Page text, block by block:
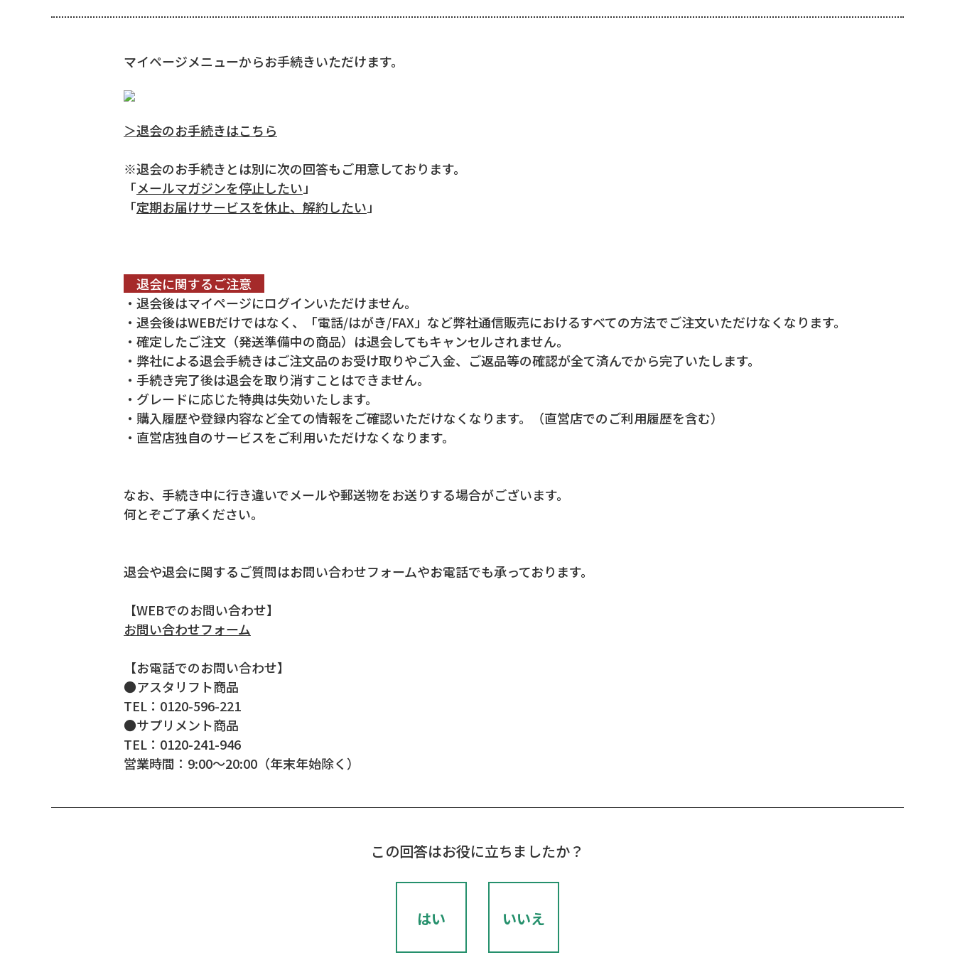
マイページメニューからお手続きいただけます。
＞退会のお手続きはこちら
※退会のお手続きとは別に次の回答もご用意しております。
「メールマガジンを停止したい 」
「定期お届けサービスを休止、解約したい 」
退会に関するご注意
・退会後はマイページにログインいただけません。
・退会後はWEBだけではなく、「電話/はがき/FAX」など弊社通信販売におけるすべての方法でご注文いただけなくなります。
・確定したご注文（発送準備中の商品）は退会してもキャンセルされません。
・弊社による退会手続きはご注文品のお受け取りやご入金、ご返品等の確認が全て済んでから完了いたします。
・手続き完了後は退会を取り消すことはできません。
・グレードに応じた特典は失効いたします。
・購入履歴や登録内容など全ての情報をご確認いただけなくなります。（直営店でのご利用履歴を含む）
・直営店独自のサービスをご利用いただけなくなります。
なお、手続き中に行き違いでメールや郵送物をお送りする場合がございます。
何とぞご了承ください。
退会や退会に関するご質問はお問い合わせフォームやお電話でも承っております。
【WEBでのお問い合わせ】
お問い合わせフォーム
【お電話でのお問い合わせ】
●アスタリフト商品
TEL：0120-596-221
●サプリメント商品
TEL：0120-241-946
営業時間：9:00～20:00（年末年始除く）
この回答はお役に立ちましたか？
はい いいえ